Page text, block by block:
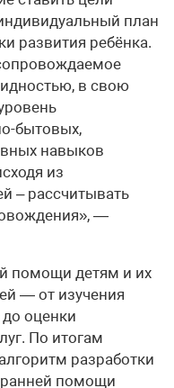
план
развития ребёнка.
в свою
бытовых,
навыков
из
– рассчитывать
—
помощи детям и их
— от изучения
оценки
По итогам
разработки
помощи